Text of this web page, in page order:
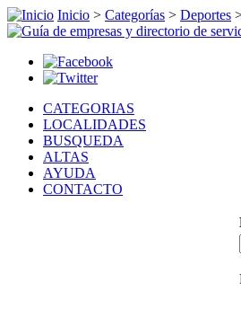
Inicio > Categorías > Deportes
CATEGORIAS
LOCALIDADES
BUSQUEDA
ALTAS
AYUDA
CONTACTO